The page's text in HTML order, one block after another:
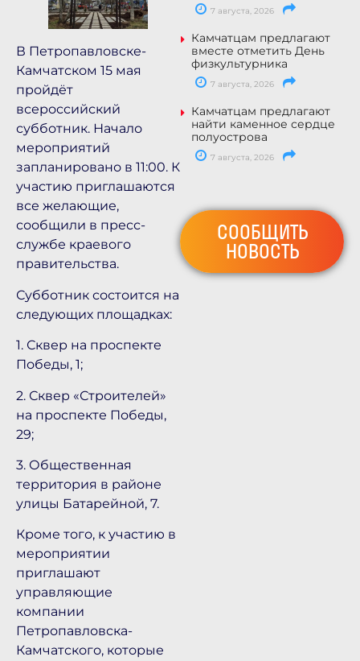
В Петропавловске-
Камчатском 15 мая
пройдёт
всероссийский
субботник. Начало
мероприятий
запланировано в 11:00. К
участию приглашаются
все желающие,
сообщили в пресс-
службе краевого
правительства.
Субботник состоится на
следующих площадках:
1. Сквер на проспекте
Победы, 1;
2. Сквер «Строителей»
на проспекте Победы,
29;
3. Общественная
территория в районе
улицы Батарейной, 7.
Кроме того, к участию в
мероприятии
приглашают
управляющие
компании
Петропавловска-
Камчатского, которые
7 августа, 2026
Камчатцам предлагают
вместе отметить День
физкультурника
7 августа, 2026
Камчатцам предлагают
найти каменное сердце
полуострова
7 августа, 2026
СООБЩИТЬ
НОВОСТЬ